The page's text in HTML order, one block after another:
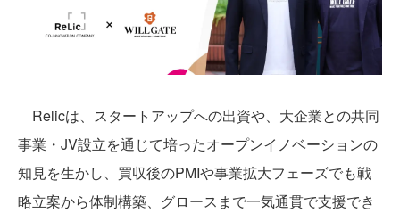
Relicは、スタートアップへの出資や、大企業との共同
事業・JV設立を通じて培ったオープンイノベーションの
知見を生かし、買収後のPMIや事業拡大フェーズでも戦
略立案から体制構築、グロースまで一気通貫で支援でき